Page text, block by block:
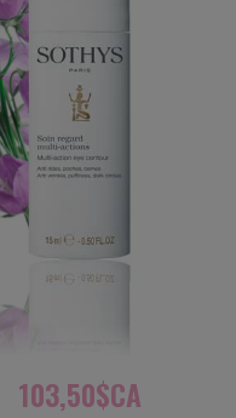
103,50$CA